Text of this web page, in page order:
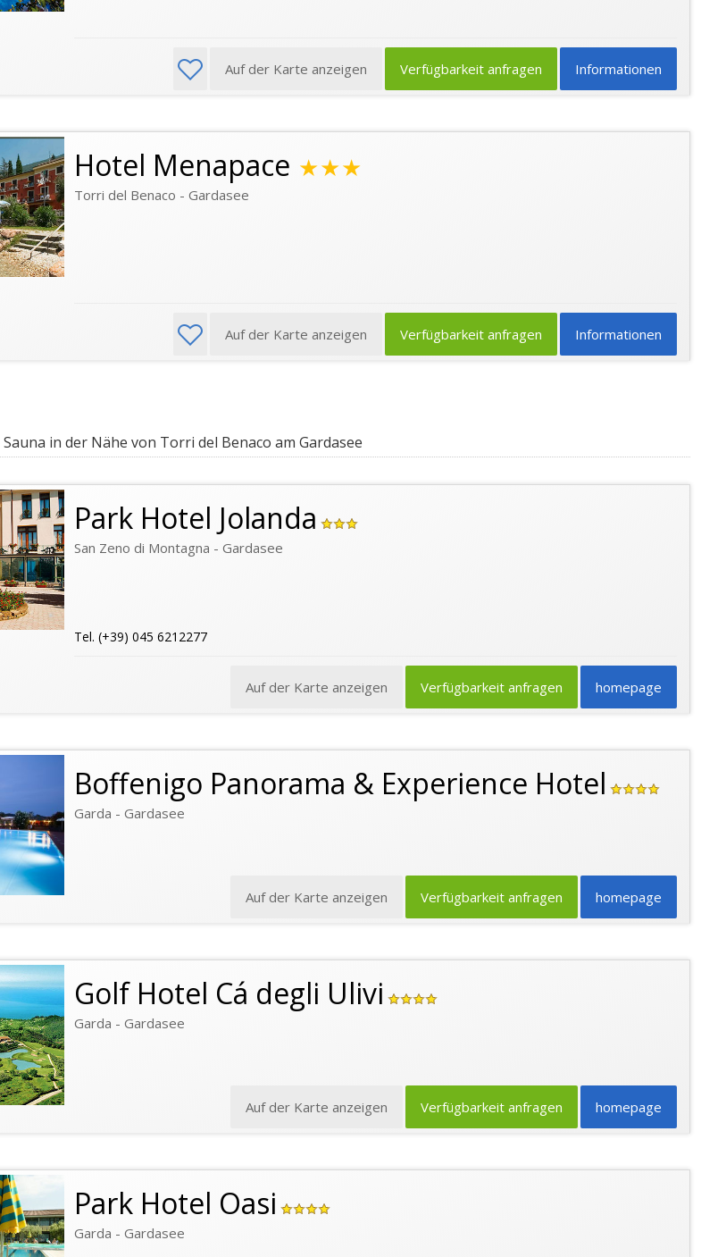
Informationen
Verfügbarkeit anfragen
Auf der Karte anzeigen
Hotel Menapace ★★★
Torri del Benaco - Gardasee
Informationen
Verfügbarkeit anfragen
Auf der Karte anzeigen
in der Nähe von Torri del Benaco am Gardasee
Park Hotel Jolanda
San Zeno di Montagna - Gardasee
Tel. (+39) 045 6212277
homepage
Verfügbarkeit anfragen
Auf der Karte anzeigen
Boffenigo Panorama & Experience Hotel
Garda - Gardasee
homepage
Verfügbarkeit anfragen
Auf der Karte anzeigen
Golf Hotel Cá degli Ulivi
Garda - Gardasee
homepage
Verfügbarkeit anfragen
Auf der Karte anzeigen
Park Hotel Oasi
Garda - Gardasee